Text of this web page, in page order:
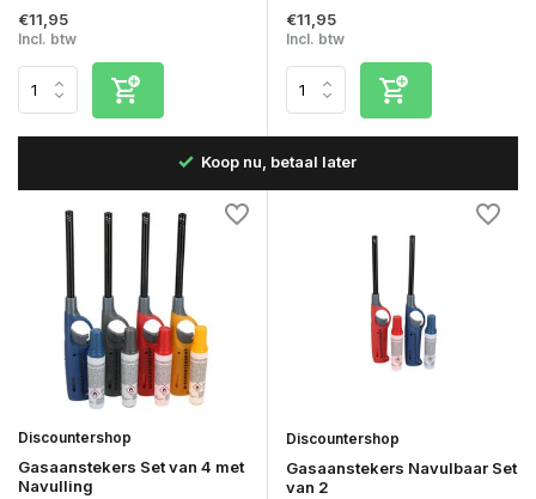
€11,95
Incl. btw
€11,95
Incl. btw
Koop nu, betaal later
Discountershop
Gasaanstekers Set van 4 met
Navulling
Discountershop
Gasaanstekers Navulbaar Set
van 2